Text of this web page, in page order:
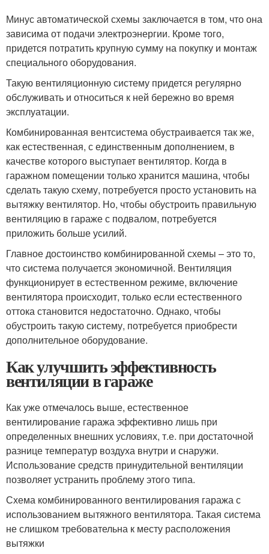
Минус автоматической схемы заключается в том, что она
зависима от подачи электроэнергии. Кроме того,
придется потратить крупную сумму на покупку и монтаж
специального оборудования.
Такую вентиляционную систему придется регулярно
обслуживать и относиться к ней бережно во время
эксплуатации.
Комбинированная вентсистема обустраивается так же,
как естественная, с единственным дополнением, в
качестве которого выступает вентилятор. Когда в
гаражном помещении только хранится машина, чтобы
сделать такую схему, потребуется просто установить на
вытяжку вентилятор. Но, чтобы обустроить правильную
вентиляцию в гараже с подвалом, потребуется
приложить больше усилий.
Главное достоинство комбинированной схемы – это то,
что система получается экономичной. Вентиляция
функционирует в естественном режиме, включение
вентилятора происходит, только если естественного
оттока становится недостаточно. Однако, чтобы
обустроить такую систему, потребуется приобрести
дополнительное оборудование.
Как улучшить эффективность
вентиляции в гараже
Как уже отмечалось выше, естественное
вентилирование гаража эффективно лишь при
определенных внешних условиях, т.е. при достаточной
разнице температур воздуха внутри и снаружи.
Использование средств принудительной вентиляции
позволяет устранить проблему этого типа.
Схема комбинированного вентилирования гаража с
использованием вытяжного вентилятора. Такая система
не слишком требовательна к месту расположения
вытяжки